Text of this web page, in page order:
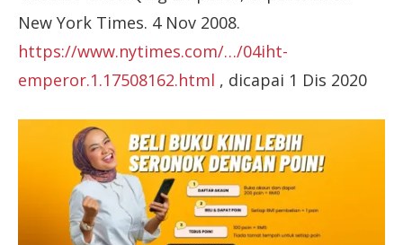
New York Times. 4 Nov 2008.
https://www.nytimes.com/…/04iht-
emperor.1.17508162.html , dicapai 1 Dis 2020